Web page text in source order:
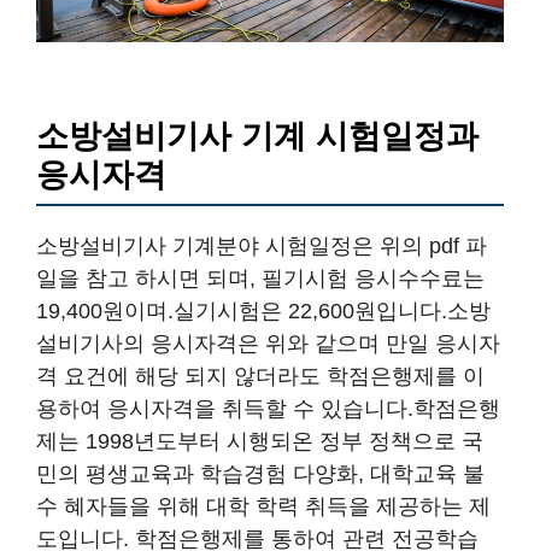
소방설비기사 기계 시험일정과
응시자격
소방설비기사 기계분야 시험일정은 위의 pdf 파
일을 참고 하시면 되며, 필기시험 응시수수료는
19,400원이며.실기시험은 22,600원입니다.소방
설비기사의 응시자격은 위와 같으며 만일 응시자
격 요건에 해당 되지 않더라도 학점은행제를 이
용하여 응시자격을 취득할 수 있습니다.학점은행
제는 1998년도부터 시행되온 정부 정책으로 국
민의 평생교육과 학습경험 다양화, 대학교육 불
수 혜자들을 위해 대학 학력 취득을 제공하는 제
도입니다. 학점은행제를 통하여 관련 전공학습